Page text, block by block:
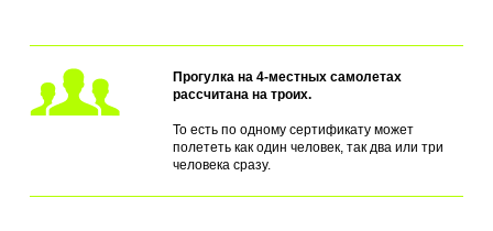
Прогулка на 4-местных самолетах
рассчитана на троих.
То есть по одному сертификату может
полететь как один человек, так два или три
человека сразу.